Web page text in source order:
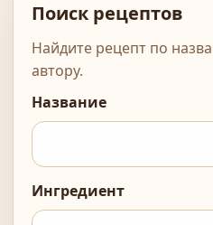
Поиск рецептов
Найдите рецепт по
автору.
Название
Ингредиент